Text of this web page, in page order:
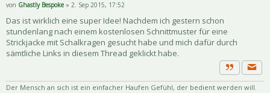
von Ghastly Bespoke » 2. Sep 2015, 17:52
Das ist wirklich eine super Idee! Nachdem ich gestern schon
stundenlang nach einem kostenlosen Schnittmuster für eine
Strickjacke mit Schalkragen gesucht habe und mich dafür durch
sämtliche Links in diesem Thread geklickt habe.
Zitat
Der Mensch an sich ist ein einfacher Haufen Gefühl, der bedient werden will.